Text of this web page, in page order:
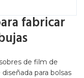
fabricar
de film de
para bolsas